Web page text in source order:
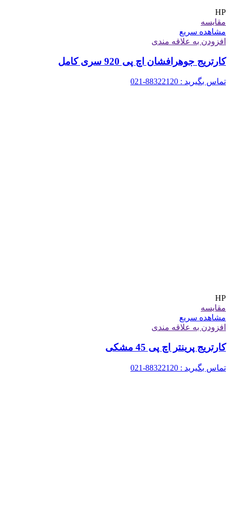
HP
مقایسه
مشاهده سریع
افزودن به علاقه مندی
کارتریج جوهرافشان اچ پی 920 سری کامل
تماس بگیرید : 88322120-021
HP
مقایسه
مشاهده سریع
افزودن به علاقه مندی
کارتریج پرینتر اچ پی 45 مشکی
تماس بگیرید : 88322120-021